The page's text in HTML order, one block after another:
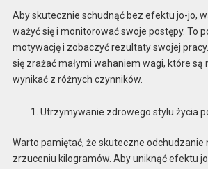
Aby skutecznie schudnąć bez efektu jo-jo,
ważyć się i monitorować swoje postępy. To
motywację i zobaczyć rezultaty swojej
się zrażać małymi wahaniem wagi, które są
wynikać z różnych czynników.
Utrzymywanie zdrowego stylu życia
Warto pamiętać, że skuteczne odchudzanie
zrzuceniu kilogramów. Aby uniknąć efektu